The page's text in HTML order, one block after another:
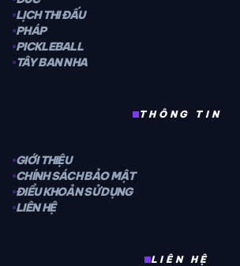
LỊCH THI ĐẤU
PHÁP
PICKLEBALL
TÂY BAN NHA
THÔNG TIN
GIỚI THIỆU
CHÍNH SÁCH BẢO MẬT
ĐIỀU KHOẢN SỬ DỤNG
LIÊN HỆ
LIÊN HỆ